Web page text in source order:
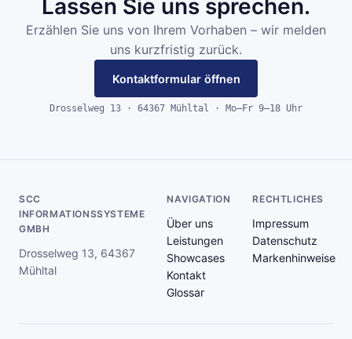
Lassen Sie uns sprechen.
Erzählen Sie uns von Ihrem Vorhaben – wir melden
uns kurzfristig zurück.
Kontaktformular öffnen
Drosselweg 13 · 64367 Mühltal · Mo–Fr 9–18 Uhr
SCC
INFORMATIONSSYSTEME
GMBH
Drosselweg 13, 64367
Mühltal
NAVIGATION
Über uns
Leistungen
Showcases
Kontakt
Glossar
RECHTLICHES
Impressum
Datenschutz
Markenhinweise